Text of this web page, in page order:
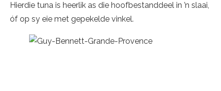
Hierdie tuna is heerlik as die hoofbestanddeel in ’n slaai,
óf op sy eie met gepekelde vinkel.